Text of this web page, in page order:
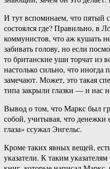
И тут вспоминаем, что пятый
состоялся где? Правильно, в
коммунистов, что аж кушать
забивать голову, но если
то британские уши торчат из
настолько сильно, что иногда
замечают. Может, это такая
типа закрыли глазки — и нас
Вывод о том, что Маркс был
собой, учитывая, что
глаза» ссужал Энгельс.
Кроме таких явных вещей,
указатели. К таким